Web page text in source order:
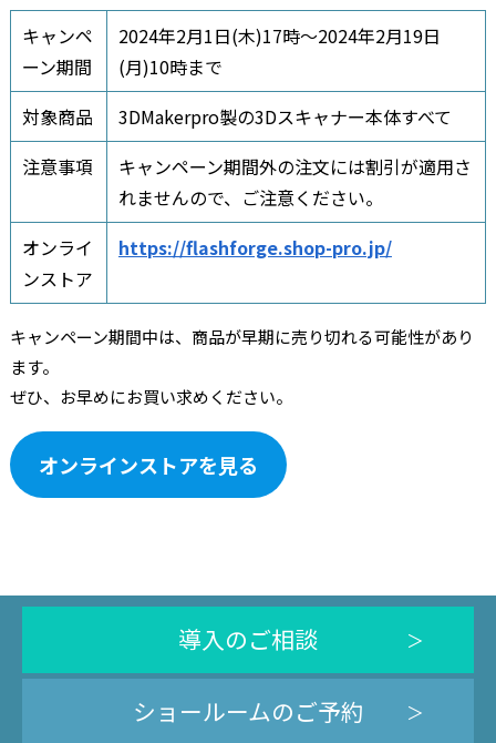
キャンペ
ーン期間
2024年2月1日(木)17時～2024年2月19日
(月)10時まで
対象商品
3DMakerpro製の3Dスキャナー本体すべて
注意事項
キャンペーン期間外の注文には割引が適用さ
れませんので、ご注意ください。
オンライ
ンストア
https://flashforge.shop-pro.jp/
キャンペーン期間中は、商品が早期に売り切れる可能性があり
ます。
ぜひ、お早めにお買い求めください。
オンラインストアを見る
導入のご相談
ショールームのご予約